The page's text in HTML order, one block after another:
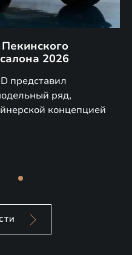
Пекинского
2026
представил
ряд,
концепцией